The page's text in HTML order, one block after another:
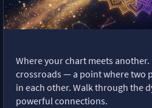
Where your chart meets another.
crossroads — a point where two
in each other. Walk through the
powerful connections.